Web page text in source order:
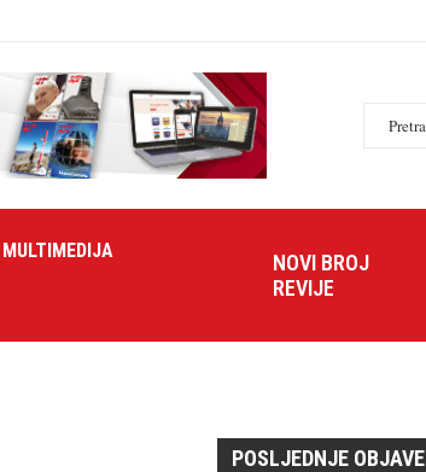
MULTIMEDIJA
NOVI BROJ
REVIJE
POSLJEDNJE OBJAVE